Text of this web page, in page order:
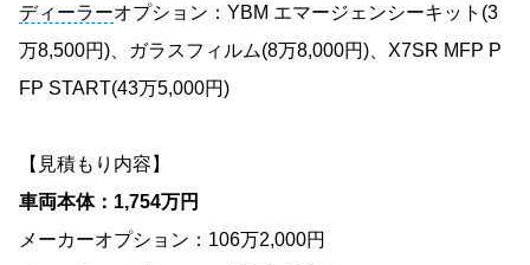
ディーラーオプション：YBM エマージェンシーキット(3
万8,500円)、ガラスフィルム(8万8,000円)、X7SR MFP P
FP START(43万5,000円)
【見積もり内容】
車両本体：1,754万円
メーカーオプション：106万2,000円